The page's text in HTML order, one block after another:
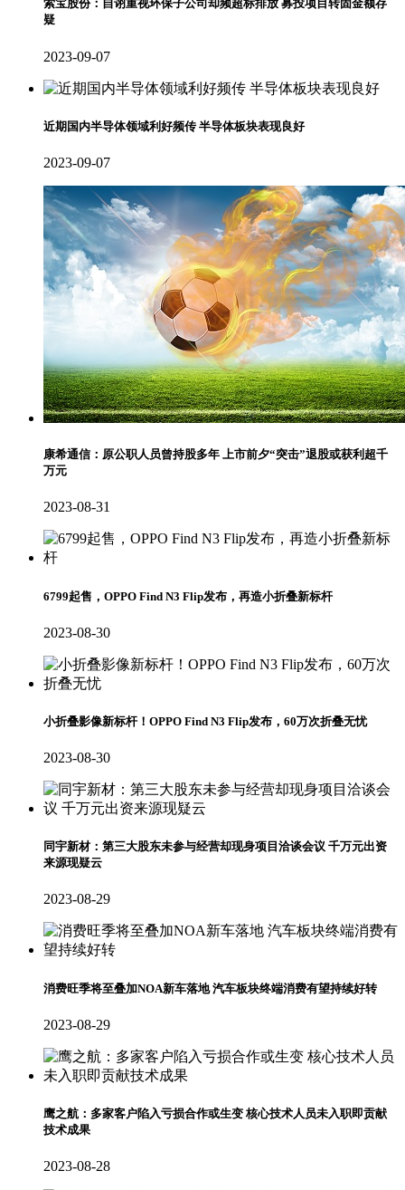
索宝股份：自诩重视环保子公司却频超标排放 募投项目转固金额存
疑
2023-09-07
近期国内半导体领域利好频传 半导体板块表现良好
2023-09-07
康希通信：原公职人员曾持股多年 上市前夕“突击”退股或获利超千
万元
2023-08-31
6799起售，OPPO Find N3 Flip发布，再造小折叠新标杆
2023-08-30
小折叠影像新标杆！OPPO Find N3 Flip发布，60万次折叠无忧
2023-08-30
同宇新材：第三大股东未参与经营却现身项目洽谈会议 千万元出资
来源现疑云
2023-08-29
消费旺季将至叠加NOA新车落地 汽车板块终端消费有望持续好转
2023-08-29
鹰之航：多家客户陷入亏损合作或生变 核心技术人员未入职即贡献
技术成果
2023-08-28